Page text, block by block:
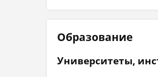
Образование
Университеты,